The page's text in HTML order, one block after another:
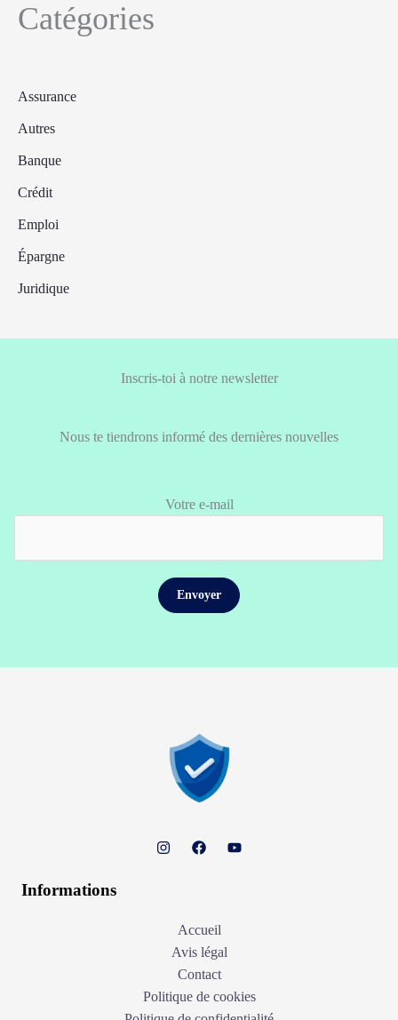
Catégories
Assurance
Autres
Banque
Crédit
Emploi
Épargne
Juridique
Inscris-toi à notre newsletter
Nous te tiendrons informé des dernières nouvelles
Votre e-mail
Informations
Accueil
Avis légal
Contact
Politique de cookies